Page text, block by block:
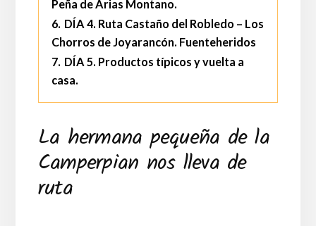
Peña de Arias Montano.
6. DÍA 4. Ruta Castaño del Robledo – Los
Chorros de Joyarancón. Fuenteheridos
7. DÍA 5. Productos típicos y vuelta a
casa.
La hermana pequeña de la
Camperpian nos lleva de
ruta